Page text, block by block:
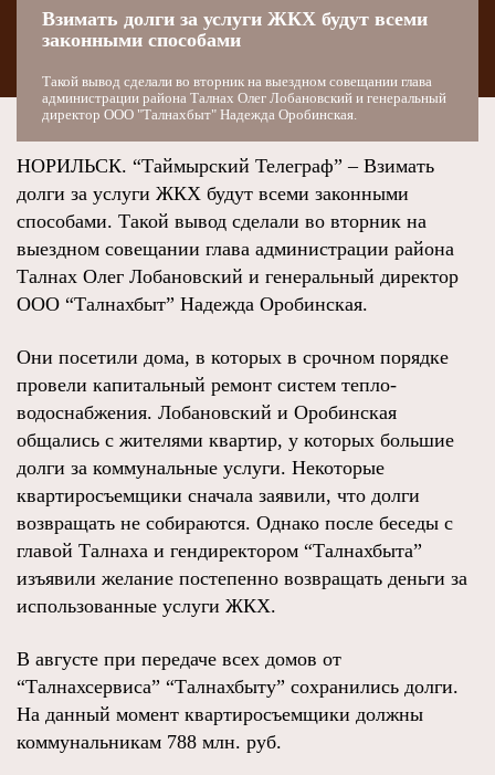
Взимать долги за услуги ЖКХ будут всеми
законными способами
Такой вывод сделали во вторник на выездном совещании глава
администрации района Талнах Олег Лобановский и генеральный
директор ООО "Талнахбыт" Надежда Оробинская.
НОРИЛЬСК. “Таймырский Телеграф” – Взимать
долги за услуги ЖКХ будут всеми законными
способами. Такой вывод сделали во вторник на
выездном совещании глава администрации района
Талнах Олег Лобановский и генеральный директор
ООО “Талнахбыт” Надежда Оробинская.
Они посетили дома, в которых в срочном порядке
провели капитальный ремонт систем тепло-
водоснабжения. Лобановский и Оробинская
общались с жителями квартир, у которых большие
долги за коммунальные услуги. Некоторые
квартиросъемщики сначала заявили, что долги
возвращать не собираются. Однако после беседы с
главой Талнаха и гендиректором “Талнахбыта”
изъявили желание постепенно возвращать деньги за
использованные услуги ЖКХ.
В августе при передаче всех домов от
“Талнахсервиса” “Талнахбыту” сохранились долги.
На данный момент квартиросъемщики должны
коммунальникам 788 млн. руб.